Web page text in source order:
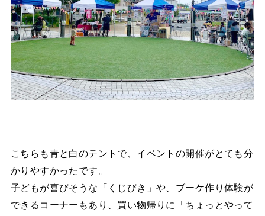
こちらも青と白のテントで、イベントの開催がとても分
かりやすかったです。
子どもが喜びそうな「くじびき」や、ブーケ作り体験が
できるコーナーもあり、買い物帰りに「ちょっとやって